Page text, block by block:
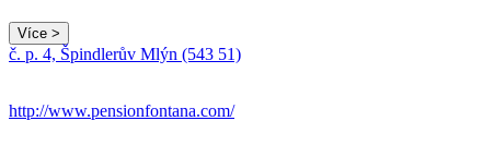
Více >
č. p. 4, Špindlerův Mlýn (543 51)
http://www.pensionfontana.com/